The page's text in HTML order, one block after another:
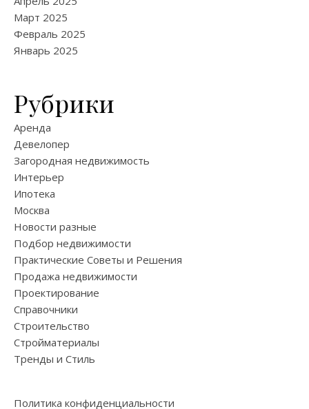
Март 2025
Февраль 2025
Январь 2025
Рубрики
Аренда
Девелопер
Загородная недвижимость
Интерьер
Ипотека
Москва
Новости разные
Подбор недвижимости
Практические Советы и Решения
Продажа недвижимости
Проектирование
Справочники
Строительство
Стройматериалы
Тренды и Стиль
Политика конфиденциальности